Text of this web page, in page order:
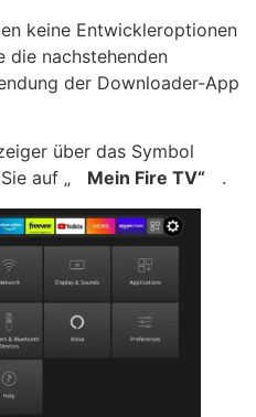
keine Entwickleroptionen
die nachstehenden
der Downloader-App
über das Symbol
auf „ Mein Fire TV“ .